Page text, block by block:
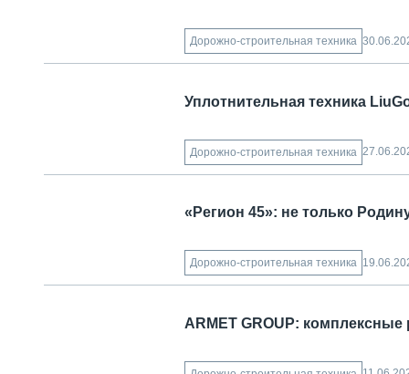
Дорожно-строительная техника
Уплотнительная техника
Дорожно-строительная техника
«Регион 45»: не только
Дорожно-строительная техника
ARMET GROUP: